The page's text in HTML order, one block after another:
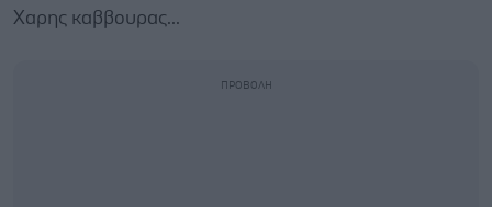
Χαρης καββουρας...